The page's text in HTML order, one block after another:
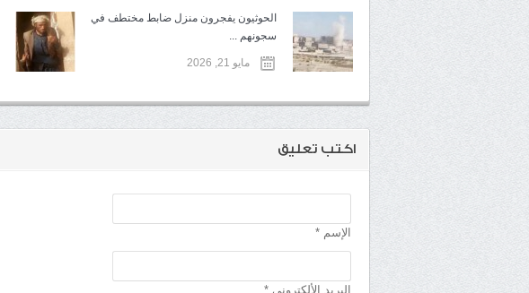
الحوثيون يفجرون منزل ضابط مختطف في
سجونهم ...
مايو 21, 2026
اكتب تعليق
الإسم *
البريد الألكترونى *